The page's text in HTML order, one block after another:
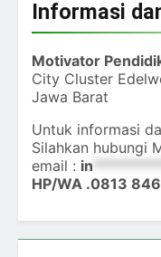
Informasi
Motivator
City Cluster
Jawa Barat
Untuk informasi
Silahkan hubungi
email : in
HP/WA .0813